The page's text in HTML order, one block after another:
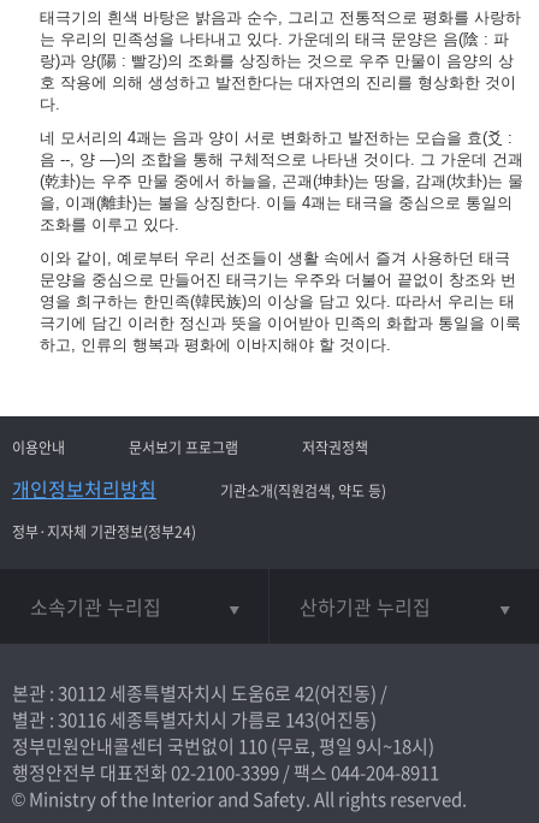
태극기의 흰색 바탕은 밝음과 순수, 그리고 전통적으로 평화를 사랑하
는 우리의 민족성을 나타내고 있다. 가운데의 태극 문양은 음(陰 : 파
랑)과 양(陽 : 빨강)의 조화를 상징하는 것으로 우주 만물이 음양의 상
호 작용에 의해 생성하고 발전한다는 대자연의 진리를 형상화한 것이
다.
네 모서리의 4괘는 음과 양이 서로 변화하고 발전하는 모습을 효(爻 :
음 --, 양 ―)의 조합을 통해 구체적으로 나타낸 것이다. 그 가운데 건괘
(乾卦)는 우주 만물 중에서 하늘을, 곤괘(坤卦)는 땅을, 감괘(坎卦)는 물
을, 이괘(離卦)는 불을 상징한다. 이들 4괘는 태극을 중심으로 통일의
조화를 이루고 있다.
이와 같이, 예로부터 우리 선조들이 생활 속에서 즐겨 사용하던 태극
문양을 중심으로 만들어진 태극기는 우주와 더불어 끝없이 창조와 번
영을 희구하는 한민족(韓民族)의 이상을 담고 있다. 따라서 우리는 태
극기에 담긴 이러한 정신과 뜻을 이어받아 민족의 화합과 통일을 이룩
하고, 인류의 행복과 평화에 이바지해야 할 것이다.
이용안내 문서보기 프로그램 저작권정책
개인정보처리방침
기관소개(직원검색, 약도 등)
정부·지자체 기관정보(정부24)
소속기관 누리집 산하기관 누리집
본관 : 30112 세종특별자치시 도움6로 42(어진동) /
별관 : 30116 세종특별자치시 가름로 143(어진동)
정부민원안내콜센터 국번없이 110(무료, 평일 9시~18시)
행정안전부 대표전화02-2100-3399/ 팩스 044-204-8911
© Ministry of the Interior and Safety. All rights reserved.